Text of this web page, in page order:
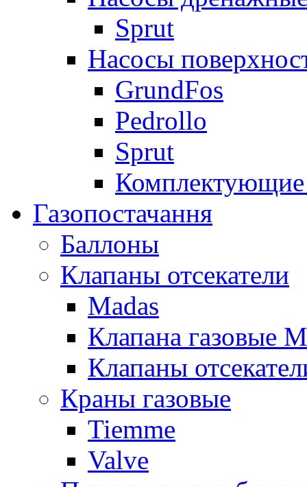
Sprut
Насосы
GrundFos
Pedrollo
Sprut
Комплектующие
Газопостачання
Баллоны
Клапаны отсекатели
Madas
Клапана газовые
Клапаны
Краны газовые
Tiemme
Valve